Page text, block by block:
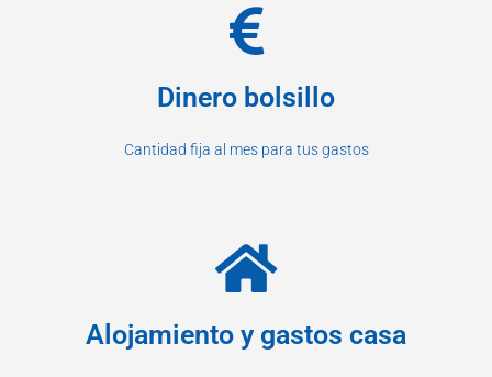
Dinero bolsillo
Cantidad fija al mes para tus gastos
Alojamiento y gastos casa